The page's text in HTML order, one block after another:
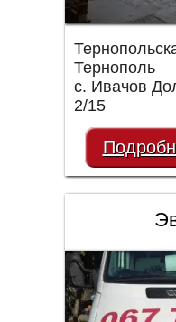
Тернополь
с. Ивачов
2/15